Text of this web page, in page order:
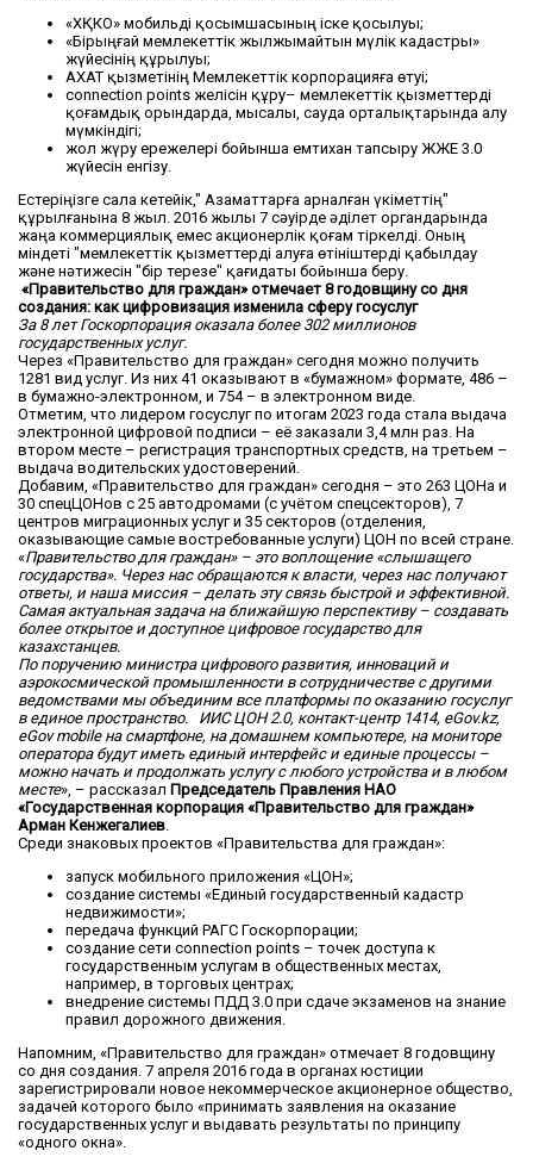
«ХҚКО» мобильді қосымшасының іске қосылуы;
«Бірыңғай мемлекеттік жылжымайтын мүлік кадастры»
жүйесінің құрылуы;
АХАТ қызметінің Мемлекеттік корпорацияға өтуі;
connection points желісін құру– мемлекеттік қызметтерді
қоғамдық орындарда, мысалы, сауда орталықтарында алу
мүмкіндігі;
жол жүру ережелері бойынша емтихан тапсыру ЖЖЕ 3.0
жүйесін енгізу.
Естеріңізге сала кетейік," Азаматтарға арналған үкіметтің"
құрылғанына 8 жыл. 2016 жылы 7 сәуірде әділет органдарында
жаңа коммерциялық емес акционерлік қоғам тіркелді. Оның
міндеті "мемлекеттік қызметтерді алуға өтініштерді қабылдау
және нәтижесін "бір терезе" қағидаты бойынша беру.
«Правительство для граждан» отмечает 8 годовщину со дня
создания: как цифровизация изменила сферу госуслуг
За 8 лет Госкорпорация оказала более 302 миллионов
государственных услуг.
Через «Правительство для граждан» сегодня можно получить
1281 вид услуг. Из них 41 оказывают в «бумажном» формате, 486 –
в бумажно-электронном, и 754 – в электронном виде.
Отметим, что лидером госуслуг по итогам 2023 года стала выдача
электронной цифровой подписи – её заказали 3,4 млн раз. На
втором месте – регистрация транспортных средств, на третьем –
выдача водительских удостоверений.
Добавим, «Правительство для граждан» сегодня – это 263 ЦОНа и
30 спецЦОНов с 25 автодромами (с учётом спецсекторов), 7
центров миграционных услуг и 35 секторов (отделения,
оказывающие самые востребованные услуги) ЦОН по всей стране.
«Правительство для граждан» – это воплощение «слышащего
государства». Через нас обращаются к власти, через нас получают
ответы, и наша миссия – делать эту связь быстрой и эффективной.
Самая актуальная задача на ближайшую перспективу – создавать
более открытое и доступное цифровое государство для
казахстанцев.
По поручению министра цифрового развития, инноваций и
аэрокосмической промышленности в сотрудничестве с другими
ведомствами мы объединим все платформы по оказанию госуслуг
в единое пространство. ИИС ЦОН 2.0, контакт-центр 1414, eGov.kz,
eGov mobile на смартфоне, на домашнем компьютере, на мониторе
оператора будут иметь единый интерфейс и единые процессы –
можно начать и продолжать услугу с любого устройства и в любом
месте», – рассказал Председатель Правления НАО
«Государственная корпорация «Правительство для граждан»
Арман Кенжегалиев
Среди знаковых проектов «Правительства для граждан»:
запуск мобильного приложения «ЦОН»;
создание системы «Единый государственный кадастр
недвижимости»;
передача функций РАГС Госкорпорации;
создание сети connection points – точек доступа к
государственным услугам в общественных местах,
например, в торговых центрах;
внедрение системы ПДД 3.0 при сдаче экзаменов на знание
правил дорожного движения.
Напомним, «Правительство для граждан» отмечает 8 годовщину
со дня создания. 7 апреля 2016 года в органах юстиции
зарегистрировали новое некоммерческое акционерное общество,
задачей которого было «принимать заявления на оказание
государственных услуг и выдавать результаты по принципу
«одного окна».